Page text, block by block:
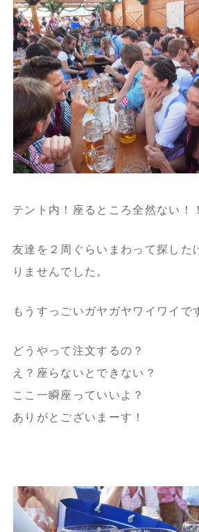
テント内！座るところ全然ない！
友達を２周ぐらいまわって探した
りませんでした。
もうすっごいガヤガヤワイワイで
どうやって注文するの？
え？座らないとできない？
ここ一瞬座っていいよ？
ありがとございまーす！